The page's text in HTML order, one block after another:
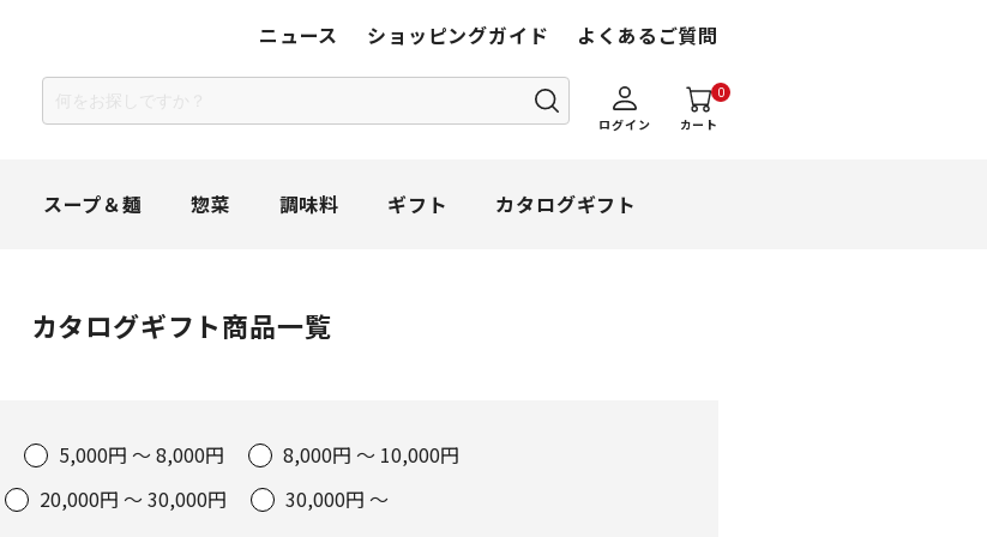
ニュース ショッピングガイド よくあるご質問
ログイン
0
カート
スープ＆麺 惣菜 調味料 ギフト カタログギフト
カタログギフト商品一覧
5,000円 ～ 8,000円
8,000円 ～ 10,000円
20,000円 ～ 30,000円 30,000円 ～